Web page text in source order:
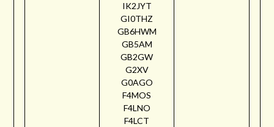
IK2JYT
GI0THZ
GB6HWM
GB5AM
GB2GW
G2XV
G0AGO
F4MOS
F4LNO
F4LCT